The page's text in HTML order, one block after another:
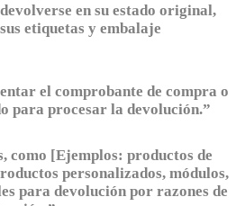
en su estado original,
etiquetas y embalaje
el comprobante de compra o
para procesar la devolución.”
como [Ejemplos: productos de
personalizados, módulos,
para devolución por razones de